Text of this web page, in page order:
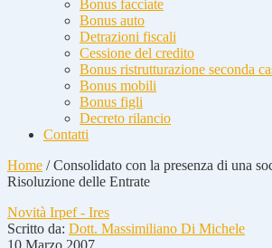
Bonus facciate
Bonus auto
Detrazioni fiscali
Cessione del credito
Bonus ristrutturazione seconda
Bonus mobili
Bonus figli
Decreto rilancio
Contatti
Home /Consolidato con la presenza di una
Risoluzione delle Entrate
Novità Irpef - Ires
Scritto da: Dott. Massimiliano Di Michele
10 Marzo 2007